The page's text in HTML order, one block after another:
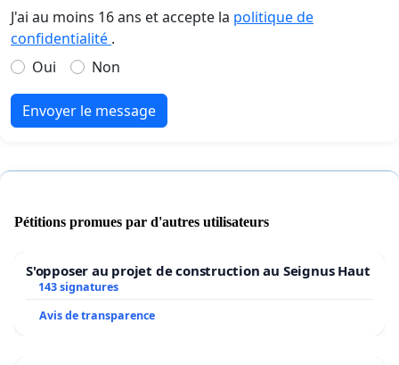
J'ai au moins 16 ans et accepte la politique de
confidentialité .
Oui
Non
Envoyer le message
Pétitions promues par d'autres utilisateurs
S'opposer au projet de construction au Seignus Haut
143 signatures
Avis de transparence